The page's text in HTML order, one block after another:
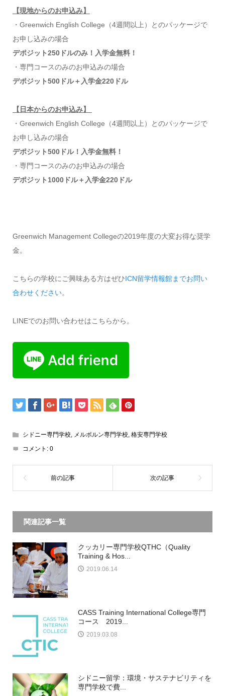
【現地からのお申込み】
・Greenwich English College（4週間以上）とのパッケージで
お申し込みの場合
デポジット250ドルのみ！入学金無料！
・専門コースのみのお申込みの場合
デポジット500ドル＋入学金220ドル
【日本からのお申込み】
・Greenwich English College（4週間以上）とのパッケージで
お申し込みの場合
デポジット500ドル！入学金無料！
・専門コースのみのお申込みの場合
デポジット1000ドル＋入学金220ドル
Greenwich Management Collegeの2019年度の大変お得な奨学
金。
こちらの学校にご興味ある方はぜひICN留学情報館までお問い
合わせください。
LINEでのお問い合わせはこちらから。
シドニー専門学校, メルボルン専門学校, 格安専門学校
コメント: 0
関連記事一覧
クッカリー専門学校QTHC（Quality
Training & Hos...
2019.06.14
CASS Training International College専門
コース 2019...
2019.03.08
シドニー留学：環境・サステナビリティを
専門学校で費...